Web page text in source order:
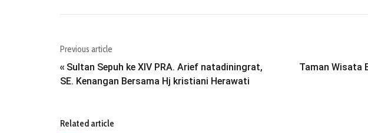
Previous article
« Sultan Sepuh ke XIV PRA. Arief natadiningrat,
SE. Kenangan Bersama Hj kristiani Herawati
Taman Wisata
Related article